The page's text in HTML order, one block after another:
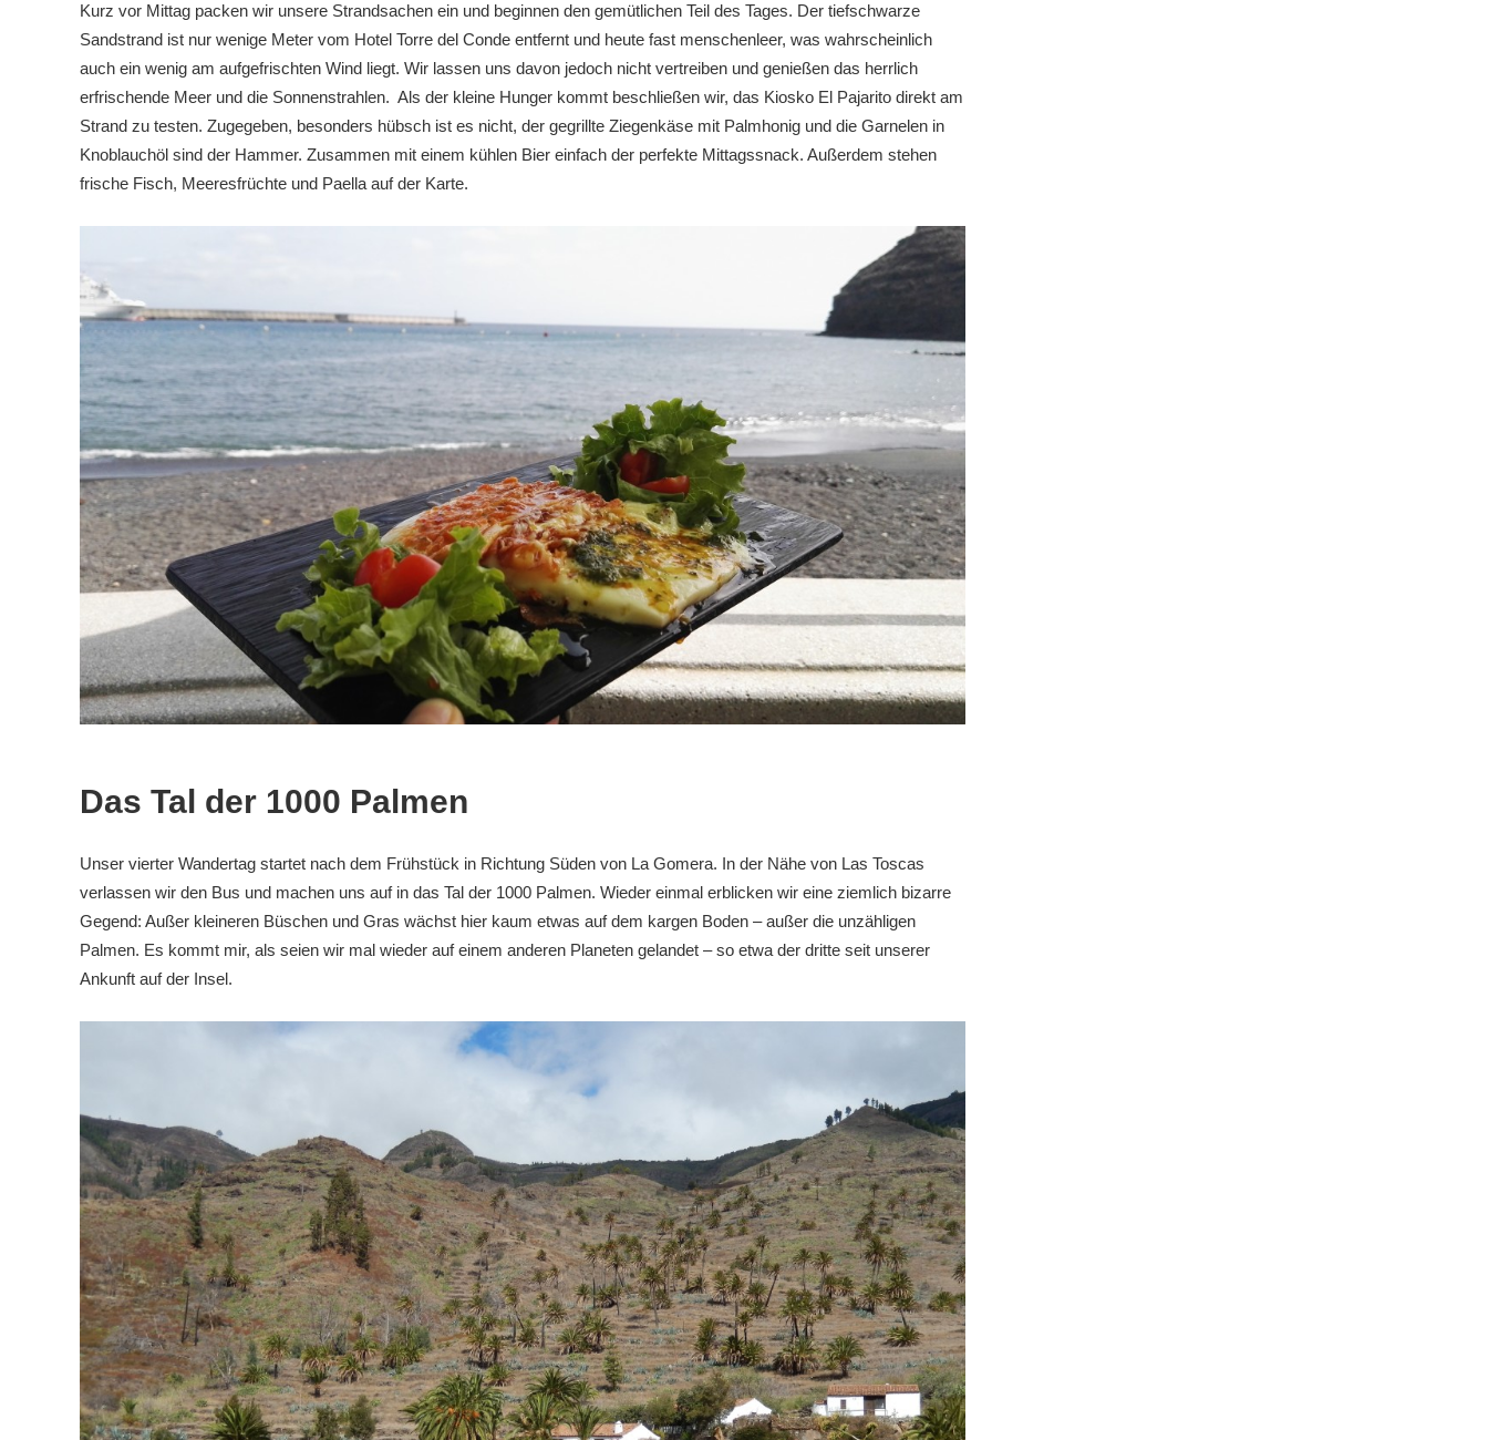
Kurz vor Mittag packen wir unsere Strandsachen ein und beginnen den gemütlichen Teil des Tages. Der tiefschwarze
Sandstrand ist nur wenige Meter vom Hotel Torre del Conde entfernt und heute fast menschenleer, was wahrscheinlich
auch ein wenig am aufgefrischten Wind liegt. Wir lassen uns davon jedoch nicht vertreiben und genießen das herrlich
erfrischende Meer und die Sonnenstrahlen. Als der kleine Hunger kommt beschließen wir, das Kiosko El Pajarito direkt am
Strand zu testen. Zugegeben, besonders hübsch ist es nicht, der gegrillte Ziegenkäse mit Palmhonig und die Garnelen in
Knoblauchöl sind der Hammer. Zusammen mit einem kühlen Bier einfach der perfekte Mittagssnack. Außerdem stehen
frische Fisch, Meeresfrüchte und Paella auf der Karte.
Das Tal der 1000 Palmen
Unser vierter Wandertag startet nach dem Frühstück in Richtung Süden von La Gomera. In der Nähe von Las Toscas
verlassen wir den Bus und machen uns auf in das Tal der 1000 Palmen. Wieder einmal erblicken wir eine ziemlich bizarre
Gegend: Außer kleineren Büschen und Gras wächst hier kaum etwas auf dem kargen Boden – außer die unzähligen
Palmen. Es kommt mir, als seien wir mal wieder auf einem anderen Planeten gelandet – so etwa der dritte seit unserer
Ankunft auf der Insel.